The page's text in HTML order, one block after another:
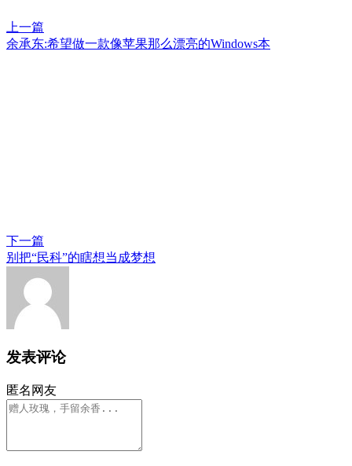
上一篇
余承东:希望做一款像苹果那么漂亮的Windows本
下一篇
别把“民科”的瞎想当成梦想
发表评论
匿名网友